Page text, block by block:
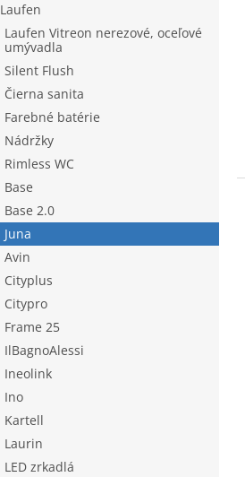
Laufen
Laufen Vitreon nerezové, oceľové
umývadla
Silent Flush
Čierna sanita
Farebné batérie
Nádržky
Rimless WC
Base
Base 2.0
Juna
Avin
Cityplus
Citypro
Frame 25
IlBagnoAlessi
Ineolink
Ino
Kartell
Laurin
LED zrkadlá